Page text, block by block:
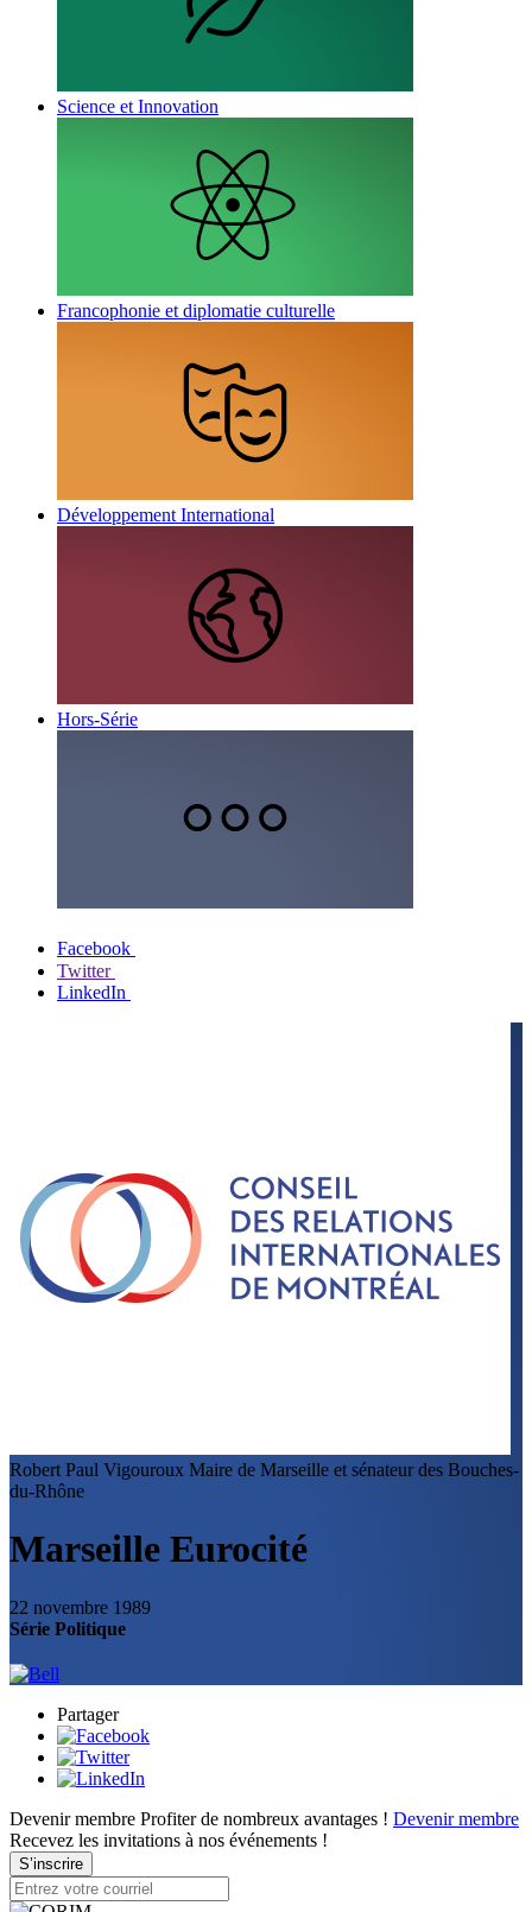
Science et Innovation
Francophonie et diplomatie culturelle
Développement International
Hors-Série
Facebook
Twitter
LinkedIn
Robert Paul Vigouroux Maire de Marseille et sénateur des Bouches-
du-Rhône
Marseille Eurocité
22 novembre 1989
Série Politique
Partager
Devenir membre Profiter de nombreux avantages ! Devenir membre
Recevez les invitations à nos événements !
S’inscrire